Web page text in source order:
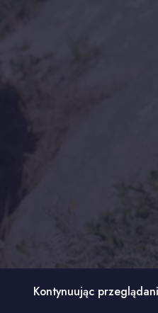
Kontynuując